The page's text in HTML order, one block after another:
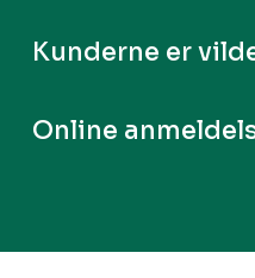
Kunderne er
Online